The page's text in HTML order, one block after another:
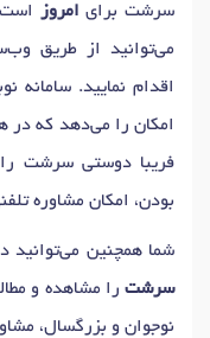
سرشت برای امروز
می‌توانید از طریق
اقدام نمایید. سامانه
امکان را می‌دهد که در
فریبا دوستی سرشت
بودن، امکان مشاوره
شما همچنین می‌توانید
سرشت را مشاهده و
نوجوان و بزرگسال،